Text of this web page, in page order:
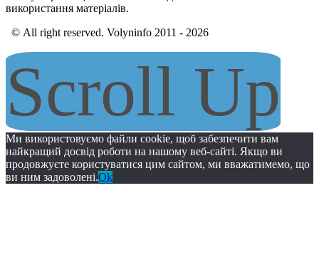
використання матеріалів.
© All right reserved. Volyninfo 2011 - 2026
Scroll Up
Ми використовуємо файли cookie, щоб забезпечити вам
найкращий досвід роботи на нашому веб-сайті. Якщо ви
продовжуєте користуватися цим сайтом, ми вважатимемо, що
ви ним задоволені.Ok